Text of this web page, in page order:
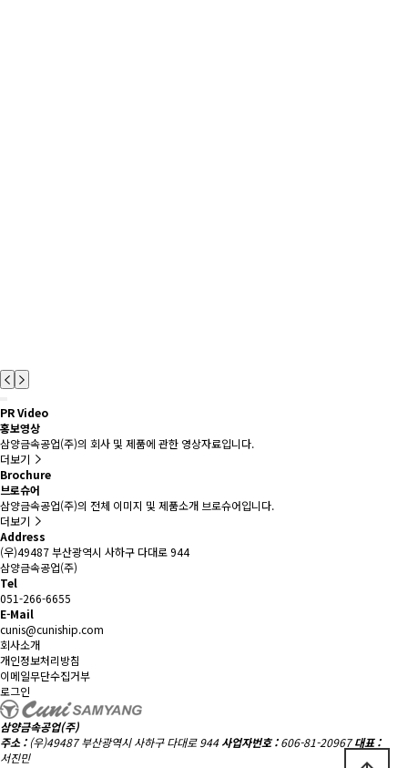
PR Video
홍보영상
삼양금속공업(주)의 회사 및 제품에 관한 영상자료입니다.
더보기
Brochure
브로슈어
삼양금속공업(주)의 전체 이미지 및 제품소개 브로슈어입니다.
더보기
Address
(우)49487 부산광역시 사하구 다대로 944
삼양금속공업(주)
Tel
051-266-6655
E-Mail
cunis@cuniship.com
회사소개
개인정보처리방침
이메일무단수집거부
로그인
삼양금속공업(주)
주소 : (우)49487 부산광역시 사하구 다대로 944 사업자번호 :606-81-20967 대표 :
서진민